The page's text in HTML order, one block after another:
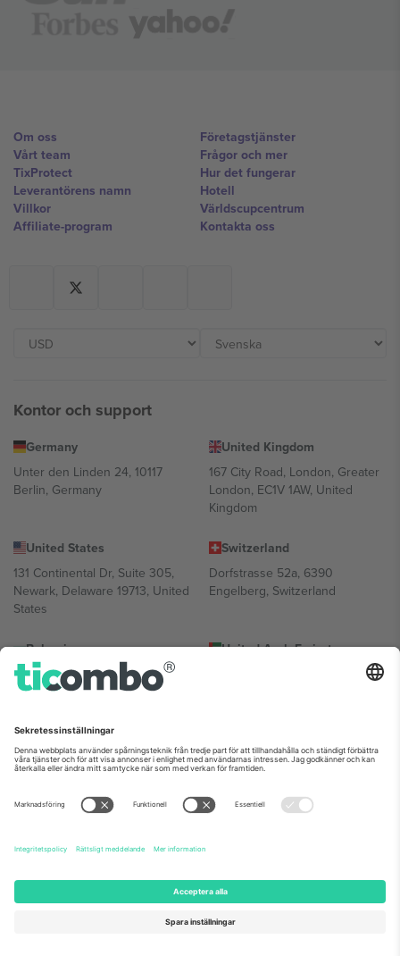
Om oss
Vårt team
TixProtect
Leverantörens namn
Villkor
Affiliate-program
Företagstjänster
Frågor och mer
Hur det fungerar
Hotell
Världscupcentrum
Kontakta oss
Kontor och support
Germany
Unter den Linden 24, 10117
Berlin, Germany
United Kingdom
167 City Road, London, Greater
London, EC1V 1AW, United
Kingdom
United States
131 Continental Dr, Suite 305,
Newark, Delaware 19713, United
States
Switzerland
Dorfstrasse 52a, 6390
Engelberg, Switzerland
Bulgaria
Regus Sofia City West, bul
Totleben 53-55, 1606 Sofia,
United Arab Emirates
UAE Dubai Silicon Oasis, DDP
Mexico
Av Chapultepec 360, Roma
Norte, Cuauhtémoc, 06700
Ciudad de México, CDMX,
plats, evenemang och/eller domän. För detaljer, se specifik
evenemangssida, avtryck och villkor.,Leverantörens namn
© 2026 Ticombo. Alla rättigheter förbehållna.